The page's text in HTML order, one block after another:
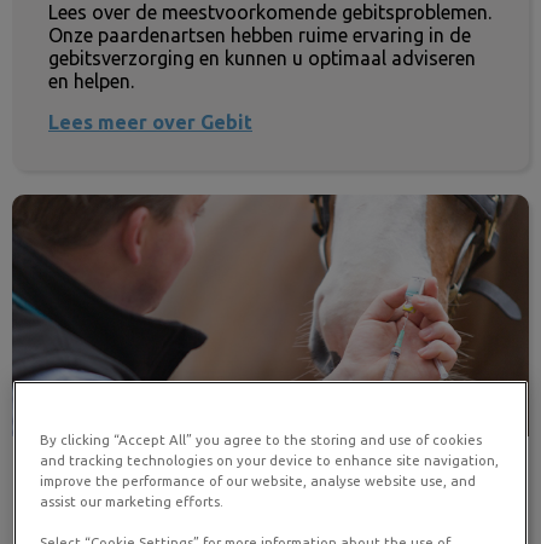
Lees over de meestvoorkomende gebitsproblemen.
Onze paardenartsen hebben ruime ervaring in de
gebitsverzorging en kunnen u optimaal adviseren
en helpen.
Lees meer over Gebit
Vaccineren
Vaccineren
Het is belangrijk om uw paard goed te beschermen
By clicking “Accept All” you agree to the storing and use of cookies
and tracking technologies on your device to enhance site navigation,
improve the performance of our website, analyse website use, and
assist our marketing efforts.